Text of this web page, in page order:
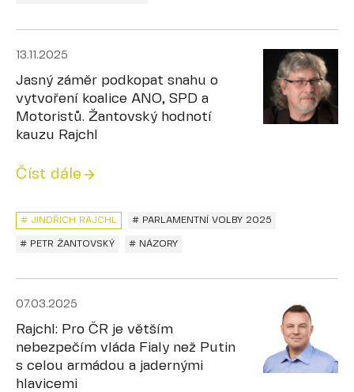
13.11.2025
Jasný záměr podkopat snahu o
vytvoření koalice ANO, SPD a
Motoristů. Žantovský hodnotí
kauzu Rajchl
Číst dále
# PARLAMENTNÍ VOLBY 2025
# PETR ŽANTOVSKÝ
# JINDŘICH RAJCHL
# NÁZORY
07.03.2025
Rajchl: Pro ČR je větším
nebezpečím vláda Fialy než Putin
s celou armádou a jadernými
hlavicemi